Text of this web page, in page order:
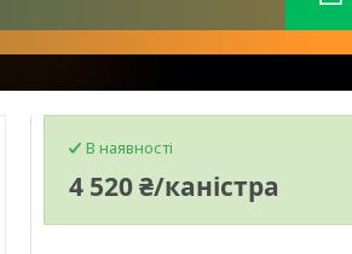
В наявності
4 520 ₴/каністра